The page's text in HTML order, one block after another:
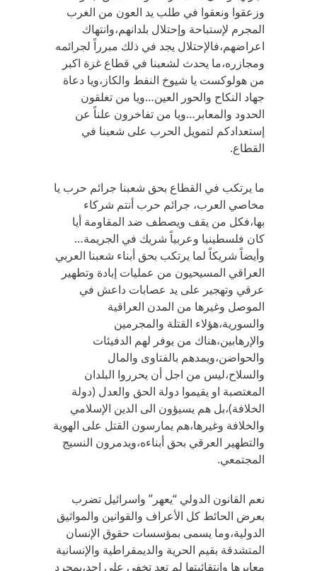
وزعقوا ونعقوا في طلب يد العون من الغرب
المجرم لإستباحة وإحتلال بلدانهم،وانتهاك
اعراضهم،فالإحتلال يجد في ذلك مبرراً لجرائمه
ومجازره،ما يحدث لشعبنا في قطاع غزة اكبر
من هولوكست يا شيوخ النفط والكاز،ويا دعاة
جهاد النكاح والحور العين…ويا من تغلقون
الحدود والمعابر…ويا من تفاخرون علناً عن
إستعدادكم لتمويل الحرب على شعبنا في
القطاع.
ما يرتكب في القطاع بحق شعبنا جرائم حرب يا
مخاصي العرب، جرائم حرب أنتم شركاء
بها،فكل من يقف ويصطف ضد المقاومة أيا
كان فلسطينيا وعربياً شريك في الجريمة…
وأيضاً شريكاً لما يرتكب بحق أبناء شعبنا العربي
العراقي المسيحيون من عمليات إبادة وتطهير
عرقي وتهجير على يد عصابات داعش في
الموصل وغيرها من المدن العراقية
والسورية،هؤلاء القتلة والمجرمين
والإرهابين،هناك من يوفر لهم الدفيئات
والحواضن،ويمدهم بالفتاوى والمال
والسلاح،ليس من اجل أن يحرروا البلدان
المغتصبة او يقيموا دولة الحق والعدل (دولة
الخلافة)،بل هم يسيؤون الى الدين الإسلامي
والخلافة وغيرها،هم يمارسون القتل على الهوية
والتطهير العرقي بحق أبناءه،ويدمرون النسيج
المجتمعي.
نعم القانون الدولي “يعهر” واسرائيل تضرب
بعرض الحائط كل الأعراف والقوانين والمواثيق
الدولية،وما يسمى بمؤسسات حقوق الإنسان
المتشدقة بقيم الحرية والديمقراطية والإنسانية
معايرها وانتقائيتها لم تعد تخفى على احد،بمجرد